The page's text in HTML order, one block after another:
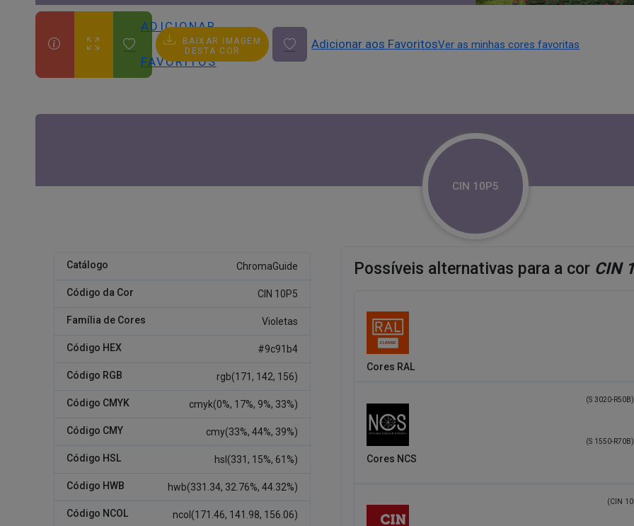
ADICIONAR
AOS
FAVORITOS
BAIXAR IMAGEM
DESTA COR
Adicionar aos FavoritosVer as minhas cores favoritas
CIN 10P5
Catálogo ChromaGuide
Código da Cor CIN 10P5
Família de Cores Violetas
Código HEX #9c91b4
Código RGB rgb(171, 142, 156)
Código CMYK cmyk(0%, 17%, 9%, 33%)
Código CMY cmy(33%, 44%, 39%)
Código HSL hsl(331, 15%, 61%)
Código HWB hwb(331.34, 32.76%, 44.32%)
Código NCOL ncol(171.46, 141.98, 156.06)
Possíveis alternativas para a cor CIN
Cores RAL
Cores NCS
(S 3020-R50B)
(S 1550-R70B)
(CIN